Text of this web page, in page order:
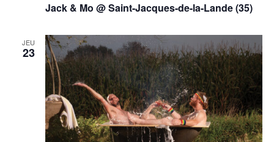
Jack & Mo @ Saint-Jacques-de-la-Lande (35)
JEU
23